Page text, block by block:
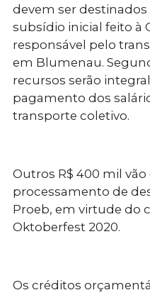
devem ser
subsídio inicial feito à
responsável pelo
em Blumenau.
recursos serão
pagamento dos
transporte coletivo.
Outros R$ 400 mil
processamento de
Proeb, em virtude do
Oktoberfest 2020.
Os créditos